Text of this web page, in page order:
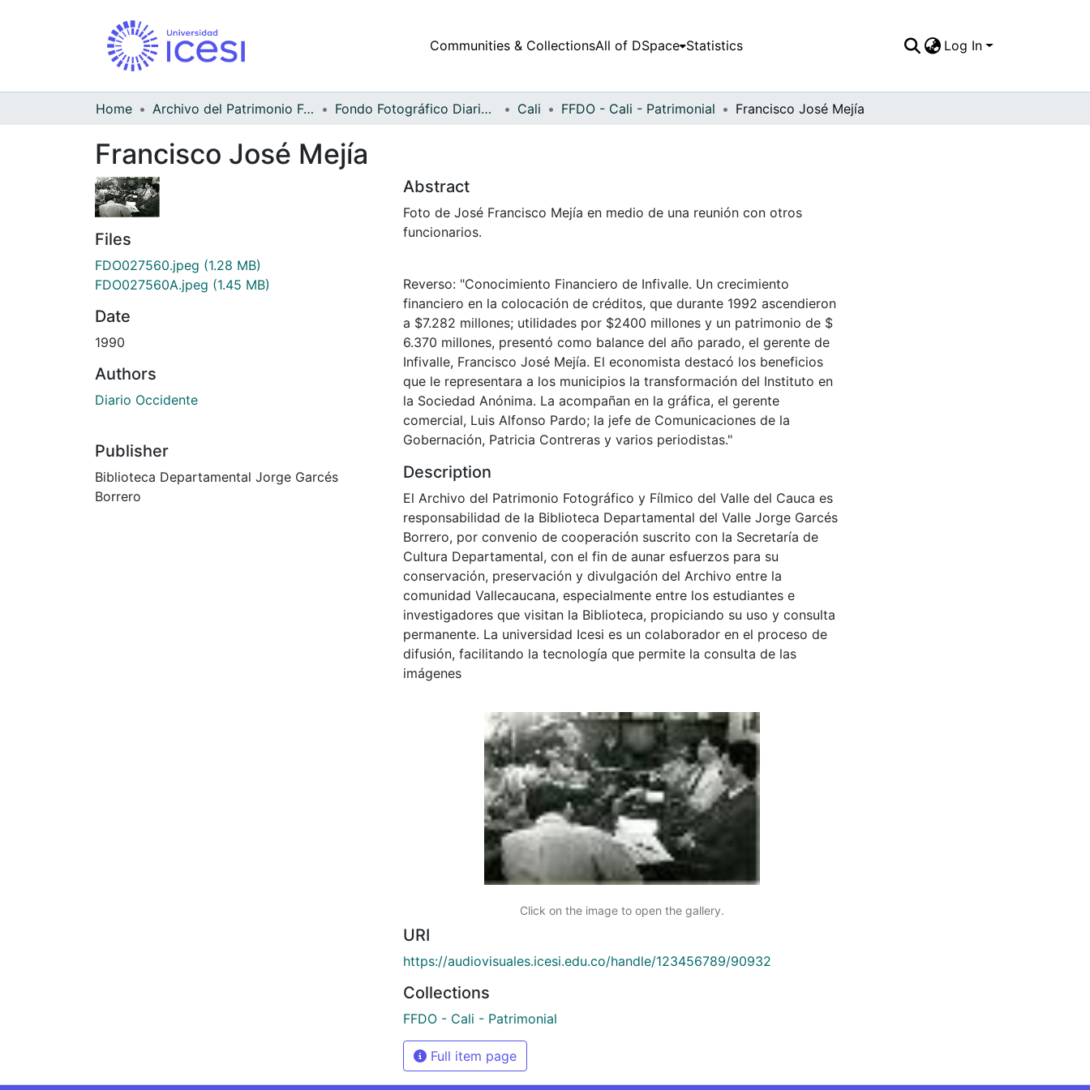
Communities & CollectionsAll of DSpace Statistics Log In
Home Archivo del Patrimonio Fotográfico y Fílmico del Valle del Cauca Fondo Fotográfico Diario Occidente Cali FFDO - Cali - Patrimonial Francisco José Mejía
Francisco José Mejía
Files
FDO027560.jpeg (1.28 MB)
FDO027560A.jpeg (1.45 MB)
Date
1990
Authors
Diario Occidente
Publisher
Biblioteca Departamental Jorge Garcés
Borrero
Abstract
Foto de José Francisco Mejía en medio de una reunión con otros
funcionarios.
Reverso: "Conocimiento Financiero de Infivalle. Un crecimiento
financiero en la colocación de créditos, que durante 1992 ascendieron
a $7.282 millones; utilidades por $2400 millones y un patrimonio de $
6.370 millones, presentó como balance del año parado, el gerente de
Infivalle, Francisco José Mejía. El economista destacó los beneficios
que le representara a los municipios la transformación del Instituto en
la Sociedad Anónima. La acompañan en la gráfica, el gerente
comercial, Luis Alfonso Pardo; la jefe de Comunicaciones de la
Gobernación, Patricia Contreras y varios periodistas."
Description
El Archivo del Patrimonio Fotográfico y Fílmico del Valle del Cauca es
responsabilidad de la Biblioteca Departamental del Valle Jorge Garcés
Borrero, por convenio de cooperación suscrito con la Secretaría de
Cultura Departamental, con el fin de aunar esfuerzos para su
conservación, preservación y divulgación del Archivo entre la
comunidad Vallecaucana, especialmente entre los estudiantes e
investigadores que visitan la Biblioteca, propiciando su uso y consulta
permanente. La universidad Icesi es un colaborador en el proceso de
difusión, facilitando la tecnología que permite la consulta de las
imágenes
Click on the image to open the gallery.
URI
https://audiovisuales.icesi.edu.co/handle/123456789/90932
Collections
FFDO - Cali - Patrimonial
Full item page